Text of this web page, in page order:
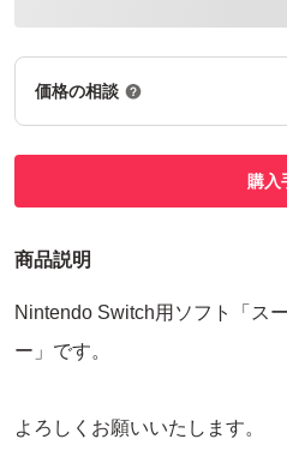
価格の相談
購入
商品説明
Nintendo Switch用ソフト「ス
ー」です。
よろしくお願いいたします。